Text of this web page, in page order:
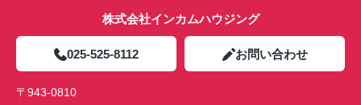
株式会社インカムハウジング
025-525-8112 お問い合わせ
〒943-0810